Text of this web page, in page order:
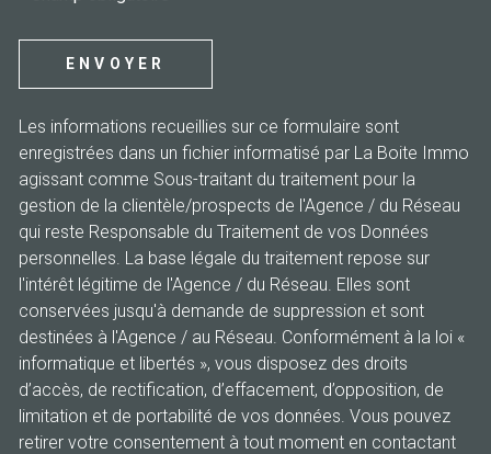
ENVOYER
Les informations recueillies sur ce formulaire sont
enregistrées dans un fichier informatisé par La Boite Immo
agissant comme Sous-traitant du traitement pour la
gestion de la clientèle/prospects de l'Agence / du Réseau
qui reste Responsable du Traitement de vos Données
personnelles. La base légale du traitement repose sur
l'intérêt légitime de l'Agence / du Réseau. Elles sont
conservées jusqu'à demande de suppression et sont
destinées à l'Agence / au Réseau. Conformément à la loi «
informatique et libertés », vous disposez des droits
d’accès, de rectification, d’effacement, d’opposition, de
limitation et de portabilité de vos données. Vous pouvez
retirer votre consentement à tout moment en contactant